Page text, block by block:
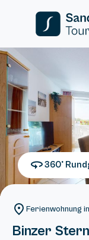
360°
Ferienwohnung
Binzer